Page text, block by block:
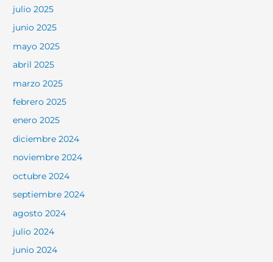
julio 2025
junio 2025
mayo 2025
abril 2025
marzo 2025
febrero 2025
enero 2025
diciembre 2024
noviembre 2024
octubre 2024
septiembre 2024
agosto 2024
julio 2024
junio 2024